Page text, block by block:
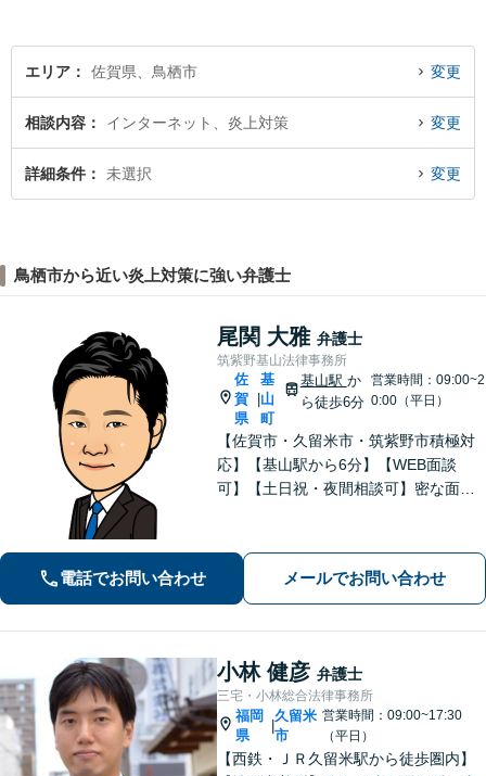
エリア 佐賀県、鳥栖市 変更
相談内容 インターネット、炎上対策 変更
詳細条件 未選択 変更
鳥栖市から近い炎上対策に強い弁護士
尾関 大雅 弁護士
筑紫野基山法律事務所
佐
賀
県
基
山
町
基山駅 か
ら徒歩6分
営業時間：09:00~2
0:00（平日）
【佐賀市・久留米市・筑紫野市積極対
応】【基山駅から6分】【WEB面談
可】【土日祝・夜間相談可】密な面談
り、最善を尽くします。「相談者様に
寄り添い親身に対応」【個室対応／守
秘義務厳守】
電話でお問い合わせ メールでお問い合わせ
小林 健彦 弁護士
三宅・小林総合法律事務所
福岡
県
|
久留米
市
営業時間：09:00~17:30
（平日）
【西鉄・ＪＲ久留米駅から徒歩圏内】